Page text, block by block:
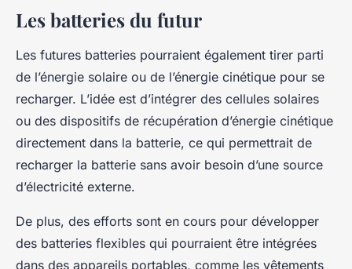
Les batteries du futur
Les futures batteries pourraient également tirer parti
de l’énergie solaire ou de l’énergie cinétique pour se
recharger. L’idée est d’intégrer des cellules solaires
ou des dispositifs de récupération d’énergie cinétique
directement dans la batterie, ce qui permettrait de
recharger la batterie sans avoir besoin d’une source
d’électricité externe.
De plus, des efforts sont en cours pour développer
des batteries flexibles qui pourraient être intégrées
dans des appareils portables, comme les vêtements